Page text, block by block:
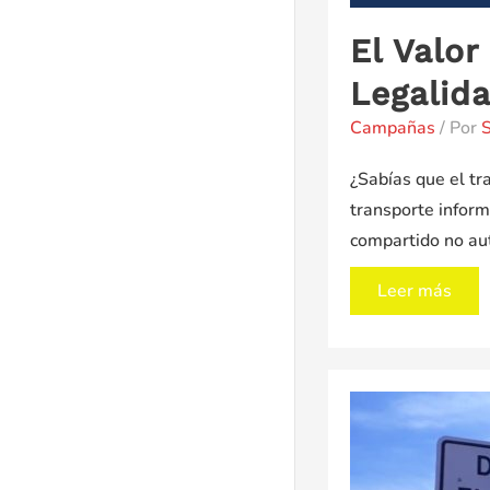
El
Campañas / Por
¿Sabías que el
transporte
compartido no
El
Valor
Formal:
Promoviendo
Leer más